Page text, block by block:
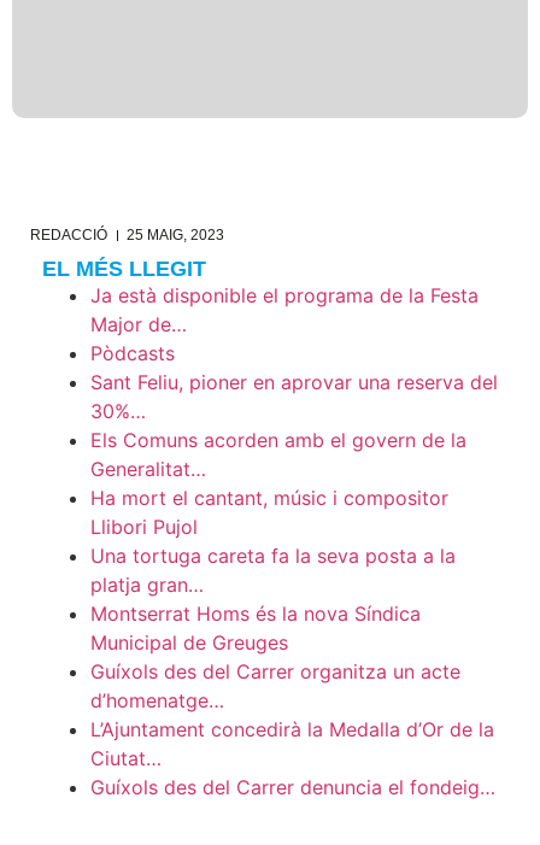
REDACCIÓ 25 MAIG, 2023
EL MÉS LLEGIT
Ja està disponible el programa de la Festa
Major de…
Pòdcasts
Sant Feliu, pioner en aprovar una reserva del
30%…
Els Comuns acorden amb el govern de la
Generalitat…
Ha mort el cantant, músic i compositor
Llibori Pujol
Una tortuga careta fa la seva posta a la
platja gran…
Montserrat Homs és la nova Síndica
Municipal de Greuges
Guíxols des del Carrer organitza un acte
d’homenatge…
L’Ajuntament concedirà la Medalla d’Or de la
Ciutat…
Guíxols des del Carrer denuncia el fondeig…